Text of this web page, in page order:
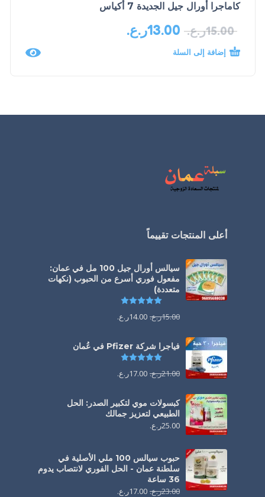
كاماجرا أورال جيل الجديدة 7 أكياس
15.00ر.ع. 13.00ر.ع.
إضافة إلى السلة
أعلى المنتجات تقييماً
سيالس أورال جيل 100 مل في عمان:
مفعول فوري أسرع من الحبوب (نكهات
متعددة)
15.00ر.ع. 14.00ر.ع.
فياجرا شركة Pfizer في عُمان
21.00ر.ع. 17.00ر.ع.
كبسولات موي لتكبير الصدر: الحل
الطبيعي لتعزيز جمالك
25.00ر.ع.
حبوب سيالس 100 ملي الأصلية في
سلطنة عمان - الحل الفوري لانتصاب يدوم
36 ساعة
23.00ر.ع. 17.00ر.ع.